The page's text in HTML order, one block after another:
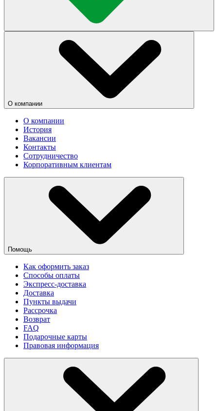
О компании
О компании
История
Вакансии
Контакты
Сотрудничество
Корпоративным клиентам
Помощь
Как оформить заказ
Способы оплаты
Экспресс-доставка
Доставка
Пункты выдачи
Рассрочка
Возврат
FAQ
Подарочные карты
Правовая информация